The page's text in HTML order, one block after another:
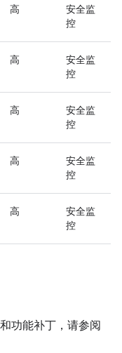
高
安全监
控
高
安全监
控
高
安全监
控
高
安全监
控
高
安全监
控
功能补丁，请参阅